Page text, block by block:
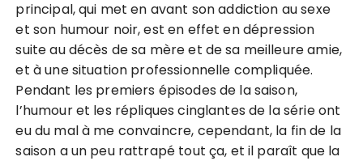
principal, qui met en avant son addiction au sexe
et son humour noir, est en effet en dépression
suite au décès de sa mère et de sa meilleure amie,
et à une situation professionnelle compliquée.
Pendant les premiers épisodes de la saison,
l’humour et les répliques cinglantes de la série ont
eu du mal à me convaincre, cependant, la fin de la
saison a un peu rattrapé tout ça, et il paraît que la